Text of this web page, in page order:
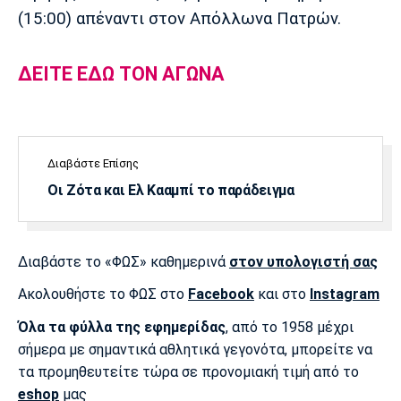
Running
Media
Παρασκήνιο
Ιωνικός Κηφισιά
Μπαρτσελόνα
Ρεάλ
Ατλέτικο
Μάντσεστερ
Γιουνάιτεντ
Τσέλσι Άρσεναλ
(15:00) απέναντι στον Απόλλωνα Πατρών.
ΔΕΙΤΕ ΕΔΩ ΤΟΝ ΑΓΩΝΑ
Διαβάστε Επίσης
Οι Ζότα και Ελ Κααμπί το παράδειγμα
Διαβάστε το «ΦΩΣ» καθημερινά στον υπολογιστή σας
Ακολουθήστε το ΦΩΣ στο Facebook και στο Instagram
Όλα τα φύλλα της εφημερίδας, από το 1958 μέχρι
σήμερα με σημαντικά αθλητικά γεγονότα, μπορείτε να
τα προμηθευτείτε τώρα σε προνομιακή τιμή από το
eshop μας